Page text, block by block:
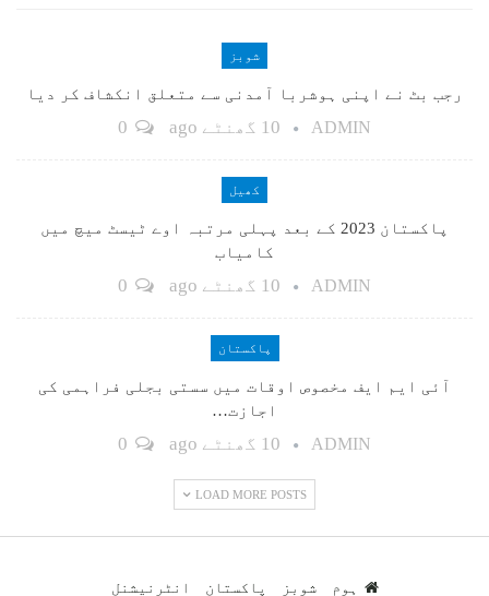
شوبز
رجب بٹ نے اپنی ہوشربا آمدنی سے متعلق انکشاف کر دیا
ADMIN 10 گھنٹے ago
کھیل
پاکستان 2023 کے بعد پہلی مرتبہ اوے ٹیسٹ میچ میں
کامیاب
ADMIN 10 گھنٹے ago
پاکستان
آئی ایم ایف مخصوص اوقات میں سستی بجلی فراہمی کی
اجازت…
ADMIN 10 گھنٹے ago
LOAD MORE POSTS
ہوم شوبز پاکستان انٹرنیشنل